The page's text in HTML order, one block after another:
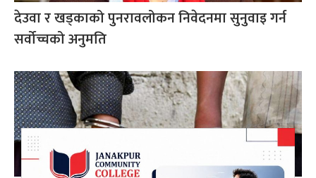
देउवा र खड्काको पुनरावलोकन निवेदनमा सुनुवाइ गर्न
सर्वोच्चको अनुमति